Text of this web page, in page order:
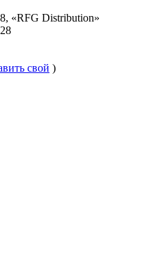
«RFG Distribution»
свой )